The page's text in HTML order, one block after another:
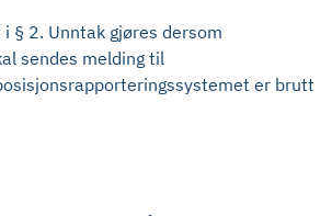
2. Unntak gjøres dersom
sendes melding til
er brutt